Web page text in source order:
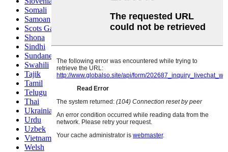
Somali
Samoan
Scots Gaelic
Shona
Sindhi
Sundanese
Swahili
Tajik
Tamil
Telugu
Thai
Ukrainian
Urdu
Uzbek
Vietnamese
Welsh